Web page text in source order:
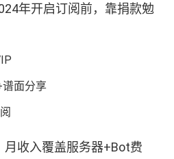
年开启订阅前，靠捐款勉
面分享
收入覆盖服务器+Bot费